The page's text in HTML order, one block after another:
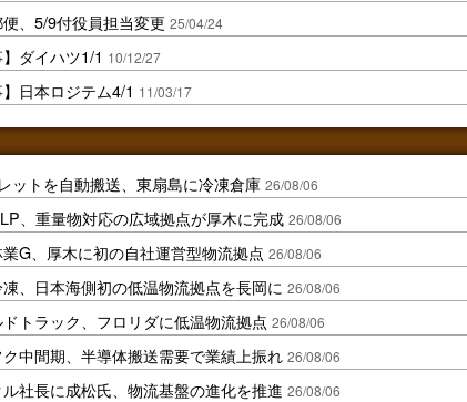
便、5/9付役員担当変更 25/04/24
】ダイハツ1/1 10/12/27
】日本ロジテム4/1 11/03/17
ットを自動搬送、東扇島に冷凍倉庫 26/08/06
、重量物対応の広域拠点が厚木に完成 26/08/06
G、厚木に初の自社運営型物流拠点 26/08/06
、日本海側初の低温物流拠点を長岡に 26/08/06
ドトラック、フロリダに低温物流拠点 26/08/06
ク中間期、半導体搬送需要で業績上振れ 26/08/06
社長に成松氏、物流基盤の進化を推進 26/08/06